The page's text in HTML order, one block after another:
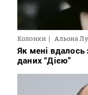
Колонки Альона
Як мені вдалось
даних “Дією”